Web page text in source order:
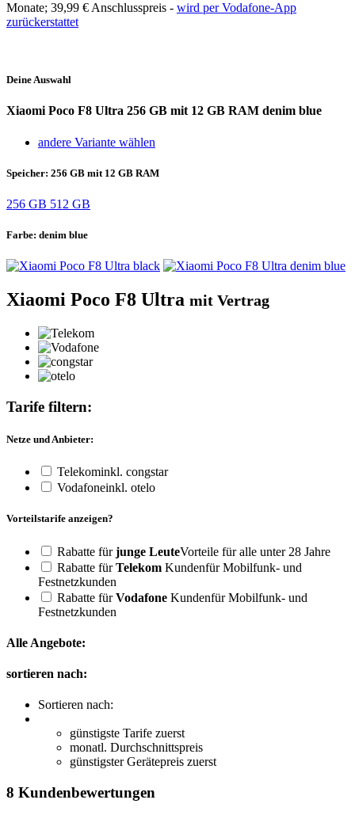
Monate; 39,99 € Anschlusspreis - wird per Vodafone-App
zurückerstattet
Deine Auswahl
Xiaomi Poco F8 Ultra 256 GB mit 12 GB RAM denim blue
andere Variante wählen
Speicher: 256 GB mit 12 GB RAM
256 GB 512 GB
Farbe: denim blue
Xiaomi Poco F8 Ultra mit Vertrag
Tarife filtern:
Netze und Anbieter:
Telekominkl. congstar
Vodafoneinkl. otelo
Vorteilstarife anzeigen?
Rabatte fürjunge LeuteVorteile für alle unter 28 Jahre
Rabatte fürTelekom Kundenfür Mobilfunk- und
Festnetzkunden
Rabatte fürVodafone Kundenfür Mobilfunk- und
Festnetzkunden
Alle Angebote:
sortieren nach:
Sortieren nach:
günstigste Tarife zuerst
monatl. Durchschnittspreis
günstigster Gerätepreis zuerst
8 Kundenbewertungen